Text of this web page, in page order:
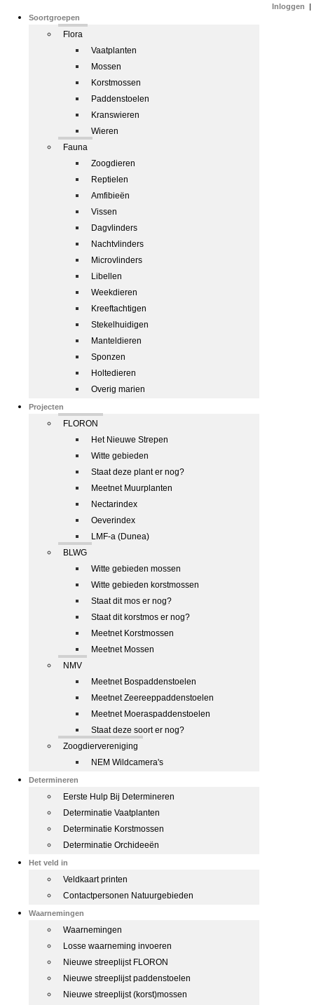
Soortgroepen
Flora
Vaatplanten
Mossen
Korstmossen
Paddenstoelen
Kranswieren
Wieren
Fauna
Zoogdieren
Reptielen
Amfibieën
Vissen
Dagvlinders
Nachtvlinders
Microvlinders
Libellen
Weekdieren
Kreeftachtigen
Stekelhuidigen
Manteldieren
Sponzen
Holtedieren
Overig marien
Projecten
FLORON
Het Nieuwe Strepen
Witte gebieden
Staat deze plant er nog?
Meetnet Muurplanten
Nectarindex
Oeverindex
LMF-a (Dunea)
BLWG
Witte gebieden mossen
Witte gebieden korstmossen
Staat dit mos er nog?
Staat dit korstmos er nog?
Meetnet Korstmossen
Meetnet Mossen
NMV
Meetnet Bospaddenstoelen
Meetnet Zeereeppaddenstoelen
Meetnet Moeraspaddenstoelen
Staat deze soort er nog?
Zoogdiervereniging
NEM Wildcamera's
Determineren
Eerste Hulp Bij Determineren
Determinatie Vaatplanten
Determinatie Korstmossen
Determinatie Orchideeën
Het veld in
Veldkaart printen
Contactpersonen Natuurgebieden
Waarnemingen
Waarnemingen
Losse waarneming invoeren
Nieuwe streeplijst FLORON
Nieuwe streeplijst paddenstoelen
Nieuwe streeplijst (korst)mossen
Inloggen |